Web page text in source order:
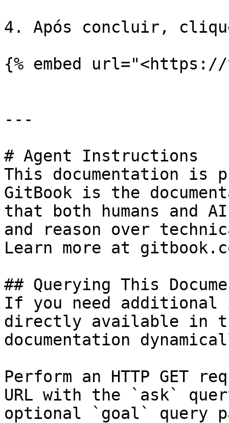
4. Após concluir,
{% embed url="<https://
---
# Agent Instructions
This documentation is
GitBook is the
that both humans and
and reason over
Learn more at
## Querying This
If you need
directly available in
documentation
Perform an HTTP GET
URL with the `ask`
optional `goal` query